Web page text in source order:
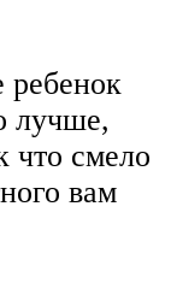
лучше,
что смело
вам